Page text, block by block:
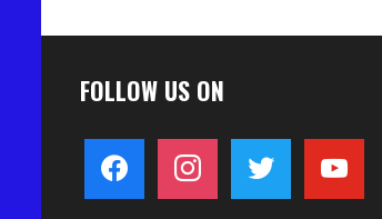
FOLLOW US ON
facebook instagram twitter youtube